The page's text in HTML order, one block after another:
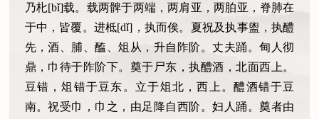
乃朼[bǐ]载。载两髀于两端，两肩亚，两胉亚，脊肺在
于中，皆覆。进柢[dǐ]，执而俟。夏祝及执事盥，执醴
先，酒、脯、醢、俎从，升自阼阶。丈夫踊。甸人彻
鼎，巾待于阼阶下。奠于尸东，执醴酒，北面西上。
豆错，俎错于豆东。立于俎北，西上。醴酒错于豆
南。祝受巾，巾之，由足降自西阶。妇人踊。奠者由